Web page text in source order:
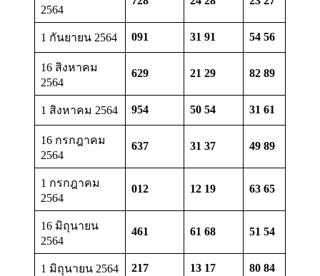
2564
1 กันยายน 2564 091 31 91 54 56
16 สิงหาคม
2564
629 21 29 82 89
1 สิงหาคม 2564 954 50 54 31 61
16 กรกฎาคม
2564
637 31 37 49 89
1 กรกฎาคม
2564
012 12 19 63 65
16 มิถุนายน
2564
461 61 68 51 54
1 มิถุนายน 2564 217 13 17 80 84